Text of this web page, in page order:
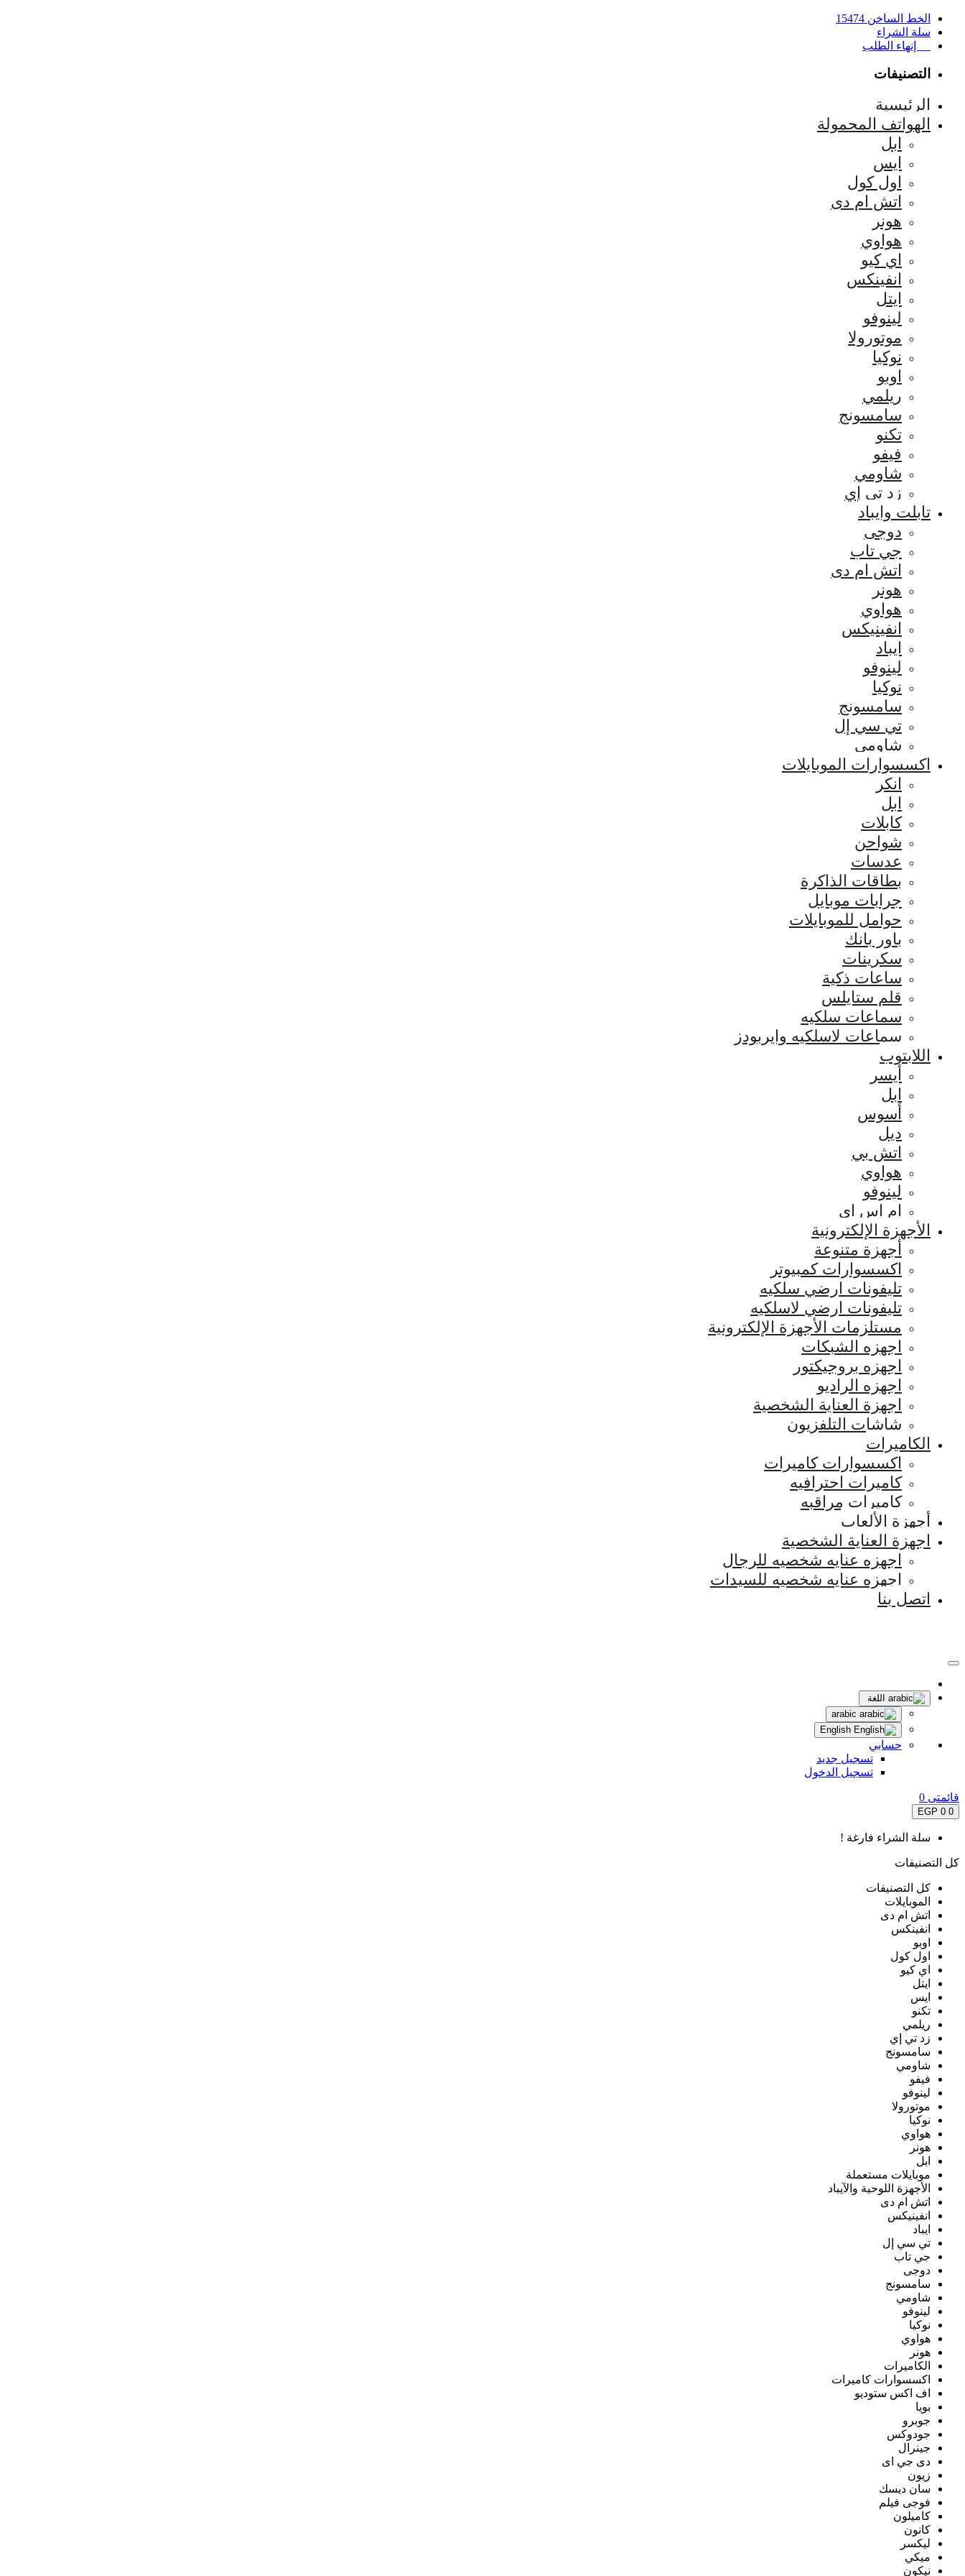
الخط الساخن 15474
سلة الشراء
إنهاء الطلب
التصنيفات
الرئيسية
الهواتف المحمولة
ابل
ايس
اول كول
اتش ام دى
هونر
هواوي
اي كيو
انفينكس
ايتل
لينوفو
موتورولا
نوكيا
اوبو
ريلمي
سامسونج
تكنو
فيفو
شاومي
زد تي إي
تابلت وايباد
دوجى
جي تاب
اتش ام دى
هونر
هواوي
انفينيكس
ايباد
لينوفو
نوكيا
سامسونج
تي سي إل
شاومي
اكسسوارات الموبايلات
انكر
ابل
كابلات
شواحن
عدسات
بطاقات الذاكرة
جرابات موبايل
حوامل للموبايلات
باور بانك
سكرينات
ساعات ذكية
قلم ستايلس
سماعات سلكيه
سماعات لاسلكيه وايربودز
اللابتوب
أيسر
ابل
أسوس
ديل
اتش بي
هواوي
لينوفو
ام اس اي
الأجهزة الإلكترونية
أجهزة متنوعة
اكسسوارات كمبيوتر
تليفونات ارضي سلكيه
تليفونات ارضي لاسلكيه
مستلزمات الأجهزة الإلكترونية
اجهزه الشبكات
اجهزه بروجيكتور
اجهزه الراديو
اجهزة العناية الشخصية
شاشات التلفزيون
الكاميرات
اكسسوارات كاميرات
كاميرات احترافيه
كاميرات مراقبه
أجهزة الألعاب
اجهزة العناية الشخصية
اجهزه عنايه شخصيه للرجال
اجهزه عنايه شخصيه للسيدات
اتصل بنا
اللغة
حسابي
تسجيل جديد
تسجيل الدخول
قائمتى 0
0
0 EGP
سلة الشراء فارغة !
كل التصنيفات
كل التصنيفات
الموبايلات
اتش ام دى
انفينكس
اوبو
اول كول
اي كيو
ايتل
ايس
تكنو
ريلمي
زد تي إي
سامسونج
شاومي
فيفو
لينوفو
موتورولا
نوكيا
هواوي
هونر
ابل
موبايلات مستعملة
الأجهزة اللوحية والآيباد
اتش ام دى
انفينيكس
ايباد
تي سي إل
جي تاب
دوجى
سامسونج
شاومي
لينوفو
نوكيا
هواوي
هونر
الكاميرات
اكسسوارات كاميرات
اف اكس ستوديو
بويا
جوبرو
جودوكس
جينرال
دى جي اى
زيون
سان ديسك
فوجى فيلم
كاميلون
كانون
ليكسر
ميكي
نيكون